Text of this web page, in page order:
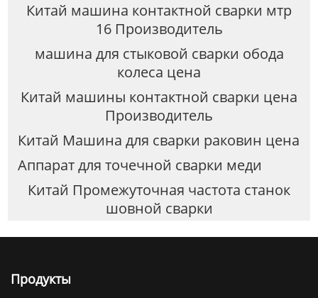
Китай машина контактной сварки мтр
16 Производитель
машина для стыковой сварки обода
колеса цена
Китай машины контактной сварки цена
Производитель
Китай Машина для сварки раковин цена
Аппарат для точечной сварки меди
Китай Промежуточная частота станок
шовной сварки
Продукты